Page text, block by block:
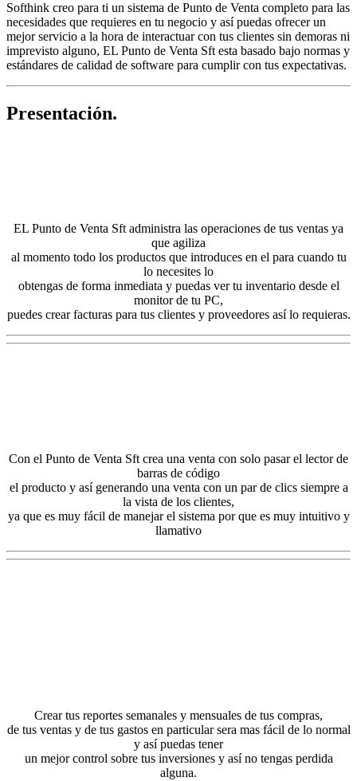
Softhink creo para ti un sistema de Punto de Venta completo para las
necesidades que requieres en tu negocio y así puedas ofrecer un
mejor servicio a la hora de interactuar con tus clientes sin demoras ni
imprevisto alguno, EL Punto de Venta Sft esta basado bajo normas y
estándares de calidad de software para cumplir con tus expectativas.
Presentación.
EL Punto de Venta Sft administra las operaciones de tus ventas ya
que agiliza
al momento todo los productos que introduces en el para cuando tu
lo necesites lo
obtengas de forma inmediata y puedas ver tu inventario desde el
monitor de tu PC,
puedes crear facturas para tus clientes y proveedores así lo requieras.
Con el Punto de Venta Sft crea una venta con solo pasar el lector de
barras de código
el producto y así generando una venta con un par de clics siempre a
la vista de los clientes,
ya que es muy fácil de manejar el sistema por que es muy intuitivo y
llamativo
Crear tus reportes semanales y mensuales de tus compras,
de tus ventas y de tus gastos en particular sera mas fácil de lo normal
y así puedas tener
un mejor control sobre tus inversiones y así no tengas perdida
alguna.